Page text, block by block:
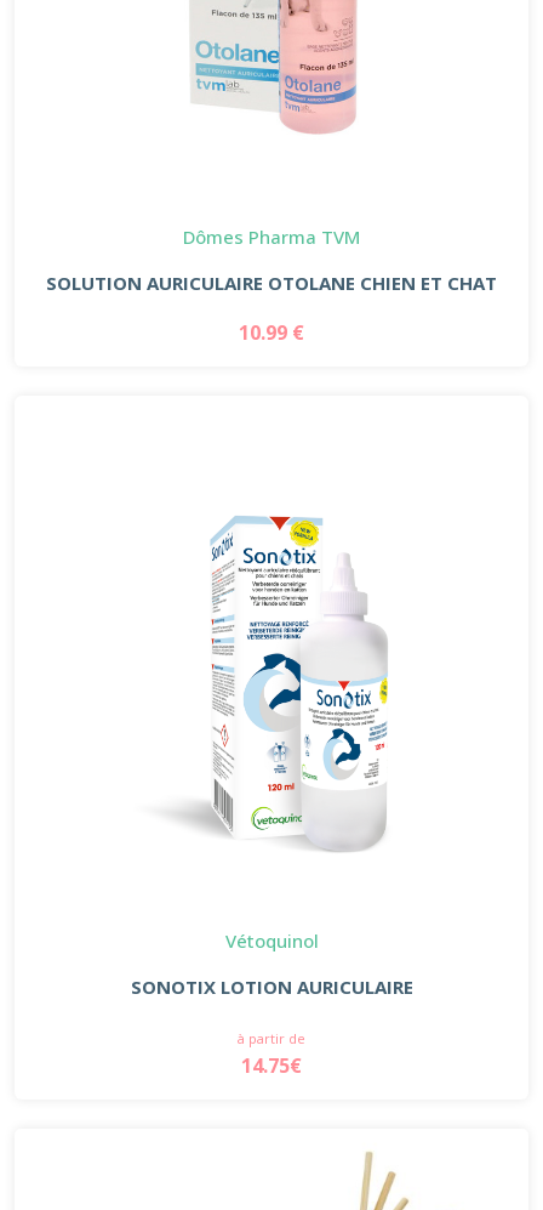
Dômes Pharma TVM
SOLUTION AURICULAIRE OTOLANE CHIEN ET CHAT
10.99 €
Vétoquinol
SONOTIX LOTION AURICULAIRE
à partir de
14.75€